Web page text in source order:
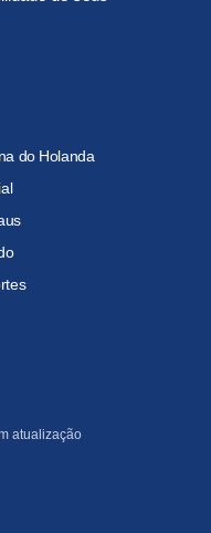
do Holanda
atualização